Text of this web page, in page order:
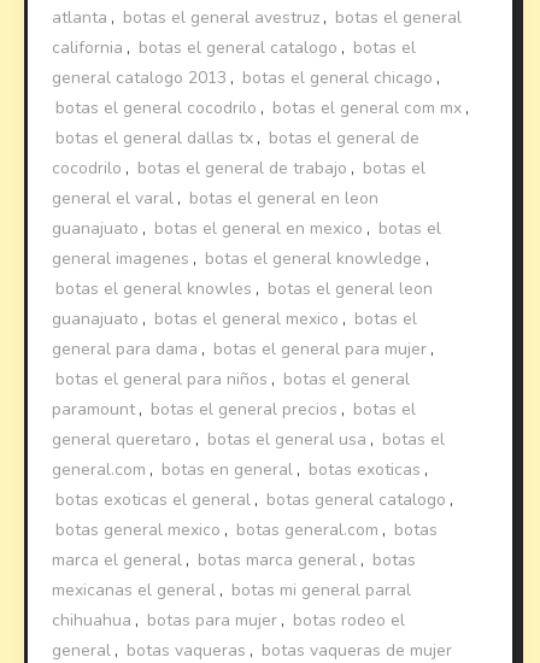
atlanta , botas el general avestruz , botas el general
california , botas el general catalogo , botas el
general catalogo 2013 , botas el general chicago ,
botas el general cocodrilo , botas el general com mx ,
botas el general dallas tx , botas el general de
cocodrilo , botas el general de trabajo , botas el
general el varal , botas el general en leon
guanajuato , botas el general en mexico , botas el
general imagenes , botas el general knowledge ,
botas el general knowles , botas el general leon
guanajuato , botas el general mexico , botas el
general para dama , botas el general para mujer ,
botas el general para niños , botas el general
paramount, botas el general precios , botas el
general queretaro , botas el general usa , botas el
general.com , botas en general , botas exoticas ,
botas exoticas el general , botas general catalogo ,
botas general mexico , botas general.com , botas
marca el general , botas marca general , botas
mexicanas el general , botas mi general parral
chihuahua , botas para mujer , botas rodeo el
general , botas vaqueras , botas vaqueras de mujer